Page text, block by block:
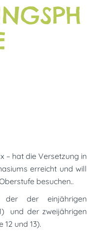
– hat die Versetzung in
erreicht und will
besuchen..
der einjährigen
und der zweijährigen
und 13).